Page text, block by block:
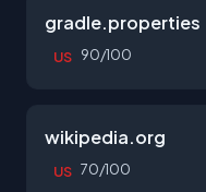
gradle.properties
US 90/100
wikipedia.org
US 70/100